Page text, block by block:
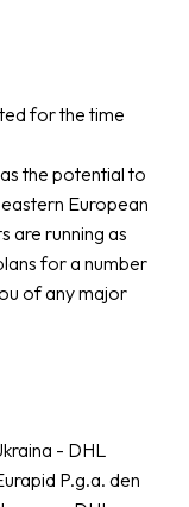
for the time
the potential to
European
are running as
for a number
of any major
- DHL
P.g.a. den